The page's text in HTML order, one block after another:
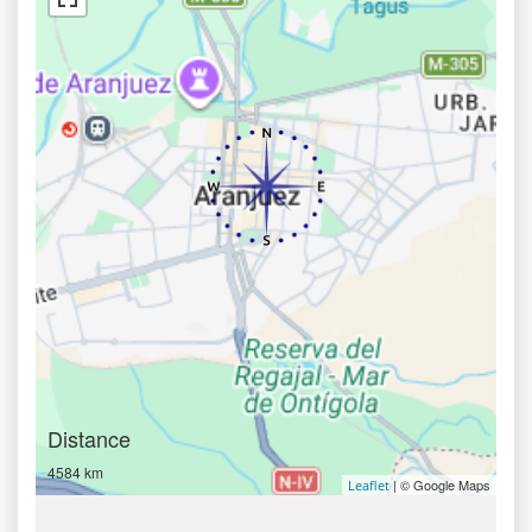
Distance
4584 km
Leaflet| © Google Maps